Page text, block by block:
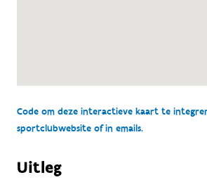
Code om deze interactieve kaart te
sportclubwebsite of in emails.
Uitleg